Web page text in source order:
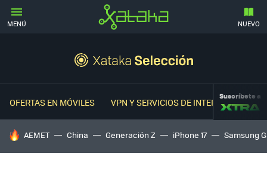
MENÚ NUEVO
OFERTAS EN MÓVILES VPN Y SERVICIOS DE INTERNETSuscríbete a
HOY SE HABLA DE
AEMET China Generación Z iPhone 17 Samsung